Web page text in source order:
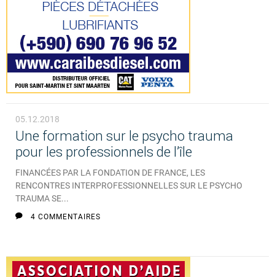
05.12.2018
Une formation sur le psycho trauma
pour les professionnels de l’île
FINANCÉES PAR LA FONDATION DE FRANCE, LES
RENCONTRES INTERPROFESSIONNELLES SUR LE PSYCHO
TRAUMA SE...
4 COMMENTAIRES